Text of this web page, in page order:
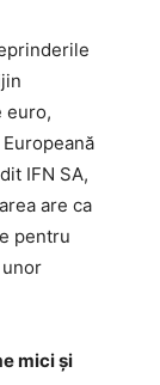
euro,
IFN SA,
are ca
pentru
mici și